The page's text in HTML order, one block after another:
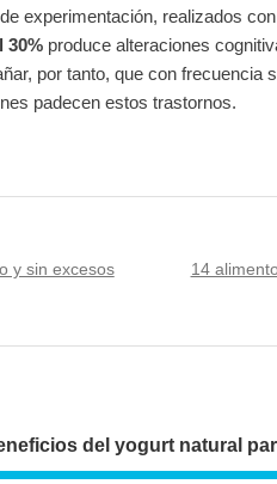
experimentación, realizados
30%produce alteraciones
por tanto, que con frecuencia
padecen estos trastornos.
y sin excesos
Next
14
del yogurt natural